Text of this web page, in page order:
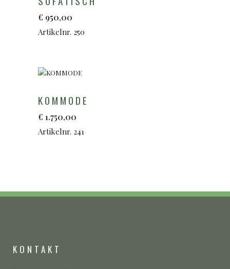
€ 950,00
Artikelnr. 250
KOMMODE
€ 1.750,00
Artikelnr. 241
KONTAKT